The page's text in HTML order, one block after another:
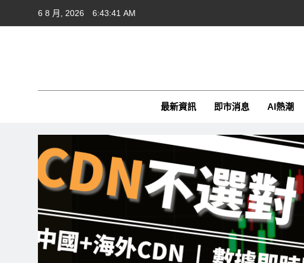
6 8 月, 2026 6:43:42 AM
CFTime與你一同
最新資訊
即市消息 AI熱潮